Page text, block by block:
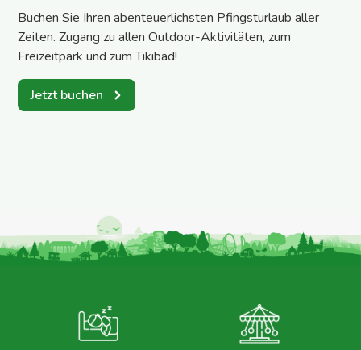
Buchen Sie Ihren abenteuerlichsten Pfingsturlaub aller
Zeiten. Zugang zu allen Outdoor-Aktivitäten, zum
Freizeitpark und zum Tikibad!
Jetzt buchen